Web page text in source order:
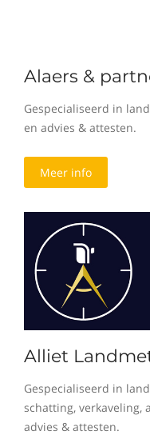
Alaers &
Gespecialiseerd in
en advies & attesten.
Meer info
Alliet
Gespecialiseerd in
schatting, verkaveling,
advies & attesten.